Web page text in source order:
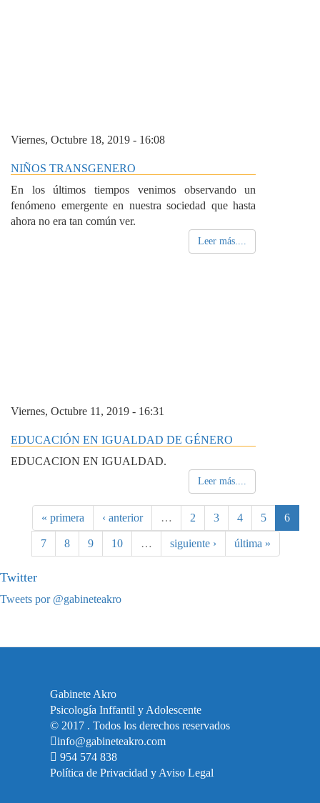
Viernes, Octubre 18, 2019 - 16:08
NIÑOS TRANSGENERO
En los últimos tiempos venimos observando un
fenómeno emergente en nuestra sociedad que hasta
ahora no era tan común ver.
Leer más....
Viernes, Octubre 11, 2019 - 16:31
EDUCACIÓN EN IGUALDAD DE GÉNERO
EDUCACION EN IGUALDAD.
Leer más....
« primera ‹ anterior … 2 3 4 5 6
7 8 9 10 … siguiente › última »
Twitter
Tweets por @gabineteakro
Gabinete Akro
Psicología Inffantil y Adolescente
© 2017 . Todos los derechos reservados
info@gabineteakro.com
954 574 838
Política de Privacidad y Aviso Legal